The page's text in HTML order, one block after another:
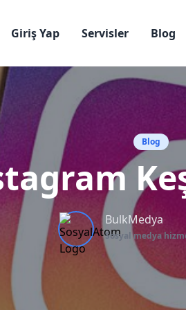
Giriş Yap Servisler Blog
Blog
BulkMedya
Sosyal medya